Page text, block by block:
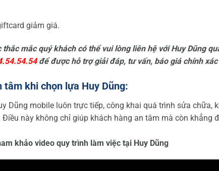
giảm giá.
mắc quý khách có thể vui lòng liên hệ với Huy Dũng
để được hỗ trợ giải đáp, tư vấn, báo giá chính xác
tâm khi chọn lựa Huy Dũng:
Dũng mobile luôn trực tiếp, công khai quá trình sửa chữa,
này không chỉ giúp khách hàng an tâm mà còn khẳng
khảo video quy trình làm việc tại Huy Dũng